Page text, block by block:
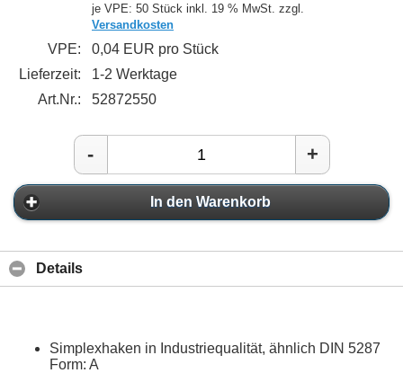
je VPE: 50 Stück inkl. 19 % MwSt. zzgl.
Versandkosten
VPE:
0,04 EUR pro Stück
Lieferzeit:
1-2 Werktage
Art.Nr.:
52872550
- +
In den Warenkorb
Details
Simplexhaken in Industriequalität, ähnlich DIN 5287
Form: A